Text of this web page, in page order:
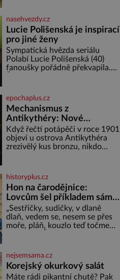
kříž. Na první pohled vypadají
jako zapomenuté nábo
nasehvezdy.cz
Lucie Polišenská je inspirací
pro jiné ženy
Sympatická hvězda seriálu
Polabí Lucie Polišenská (40)
fanoušky pořádně překvapila.
módu si příliš nepotrpí, se
vůbec poprvé postavila před
objekti
epochaplus.cz
Mechanismus z
Antikythéry: Nové
výzkumy odhalují další
překvapení o starověkém
počítači
Když řečtí potápěči v roce 1901
objeví u ostrova Antikythéra
zrezivělý kus bronzu, nikdo
starověku. Až moderní
rentgenové tomografy odhalí
desítky ozubených kol ukrytých
uvnitř. Mechanismus z
Antikythéry je dnes považován
za nejstarší známý analogový
počítač na světě. Přesto ani po
historyplus.cz
Hon na čarodějnice:
Lovcům šel příkladem sám
král
„Sestřičky, sudičky, v dlaně
dlaň, vedem se, nesem se přes
moře, pláň, kouzlo teď točme
napětím ani nedýchají. Píše se
rok 1606 a populární anglický
dramatik William Shakespeare
uvádí svou Tragédii o
nejsemsama.cz
Korejský okurkový salát
Máte rádi pikantní chutě? Pak